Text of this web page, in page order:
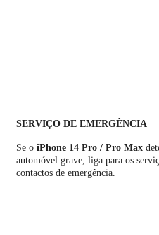
SERVIÇO DE EMERGÊNCIA
Se o iPhone 14 Pro / Pro Max
automóvel grave, liga para os
contactos de emergência.